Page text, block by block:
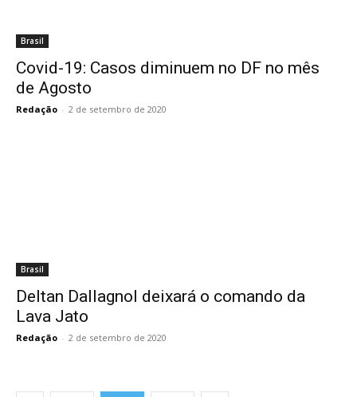
Brasil
Covid-19: Casos diminuem no DF no mês
de Agosto
Redação - 2 de setembro de 2020
Brasil
Deltan Dallagnol deixará o comando da
Lava Jato
Redação - 2 de setembro de 2020